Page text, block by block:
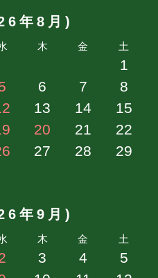
年8月)
木 金 土
1
6 7
8
13 14
15
20 21
22
27 28
29
年9月)
木 金 土
3 4
5